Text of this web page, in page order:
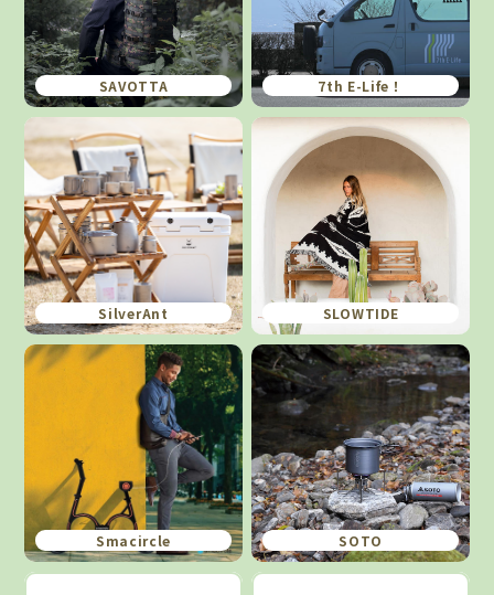
SAVOTTA 7th E-Life！
SilverAnt SLOWTIDE
Smacircle SOTO